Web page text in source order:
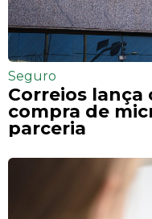
Seguro
Correios
compra de
parceria